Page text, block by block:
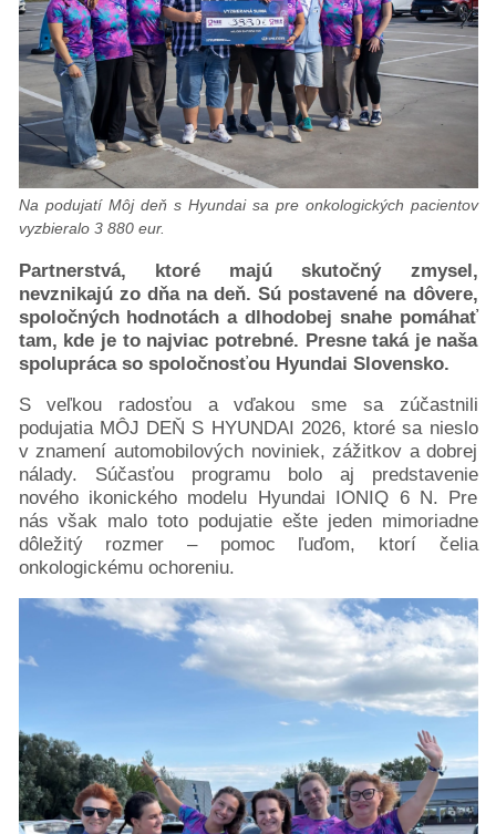
Pacientske
príručky
Mapa
pomoci
Klinické
skúšania
Podcasty
Diagnózy
Rakovina
prsníka
Rakovina
hrubého
čreva
Rakovina
pankreasu
Rakovina
prostaty
a
semenníkov
Rakovina
krčka
Neuroendokrinné
tumory
mechúra
Rakovina
kože
Na podujatí Môj deň s Hyundai sa pre onkologických pacientov
vyzbieralo 3 880 eur.
Partnerstvá, ktoré majú skutočný zmysel,
nevznikajú zo dňa na deň. Sú postavené na dôvere,
spoločných hodnotách a dlhodobej snahe pomáhať
tam, kde je to najviac potrebné. Presne taká je naša
spolupráca so spoločnosťou Hyundai Slovensko.
S veľkou radosťou a vďakou sme sa zúčastnili
podujatia MÔJ DEŇ S HYUNDAI 2026, ktoré sa nieslo
v znamení automobilových noviniek, zážitkov a dobrej
nálady. Súčasťou programu bolo aj predstavenie
nového ikonického modelu Hyundai IONIQ 6 N. Pre
nás však malo toto podujatie ešte jeden mimoriadne
dôležitý rozmer – pomoc ľuďom, ktorí čelia
onkologickému ochoreniu.